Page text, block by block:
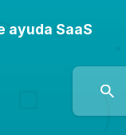
ayuda SaaS